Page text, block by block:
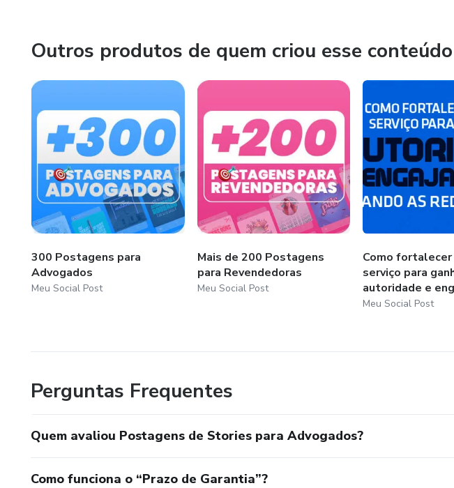
Outros produtos de quem criou esse conteúdo
300 Postagens para
Advogados
Meu Social Post
Mais de 200 Postagens
para Revendedoras
Meu Social Post
Como fortalecer
serviço para
autoridade e
Meu Social Post
Perguntas Frequentes
Quem avaliou Postagens de Stories para Advogados?
Como funciona o “Prazo de Garantia”?